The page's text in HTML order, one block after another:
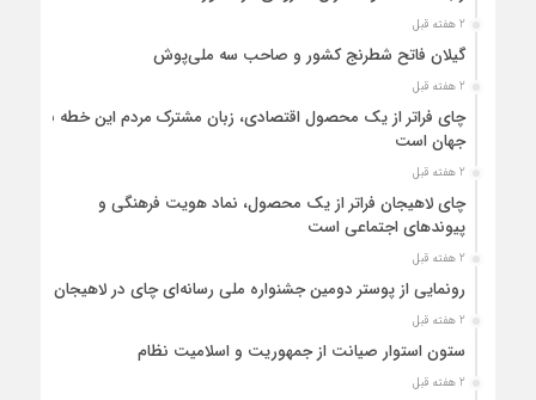
2 هفته قبل
گیلان فاتح شطرنج کشور و صاحب سه ملی‌پوش
2 هفته قبل
چای فراتر از یک محصول اقتصادی، زبان مشترک مردم این خطه با
جهان است
2 هفته قبل
چای لاهیجان فراتر از یک محصول، نماد هویت فرهنگی و
پیوندهای اجتماعی است
2 هفته قبل
رونمایی از پوستر دومین جشنواره ملی رسانه‌ای چای در لاهیجان
2 هفته قبل
ستون استوار صیانت از جمهوریت و اسلامیت نظام
2 هفته قبل